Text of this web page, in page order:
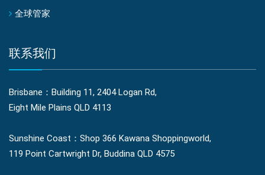
全球管家
联系我们
Brisbane：Building 11, 2404 Logan Rd,
Eight Mile Plains QLD 4113
Sunshine Coast：Shop 366 Kawana Shoppingworld,
119 Point Cartwright Dr, Buddina QLD 4575